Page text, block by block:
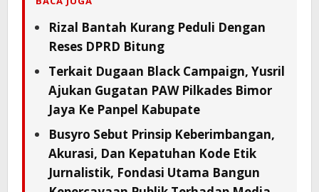
Rizal Bantah Kurang Peduli Dengan
Reses DPRD Bitung
Terkait Dugaan Black Campaign, Yusril
Ajukan Gugatan PAW Pilkades Bimor
Jaya Ke Panpel Kabupate
Busyro Sebut Prinsip Keberimbangan,
Akurasi, Dan Kepatuhan Kode Etik
Jurnalistik, Fondasi Utama Bangun